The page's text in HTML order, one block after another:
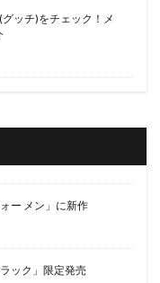
ッチ)をチェック！メ
ー メン」に新作
ック」限定発売